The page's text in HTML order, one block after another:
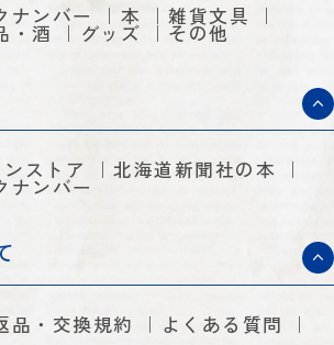
ナンバー 本 雑貨文具
・酒 グッズ その他
ストア 北海道新聞社の本
ナンバー
品・交換規約 よくある質問